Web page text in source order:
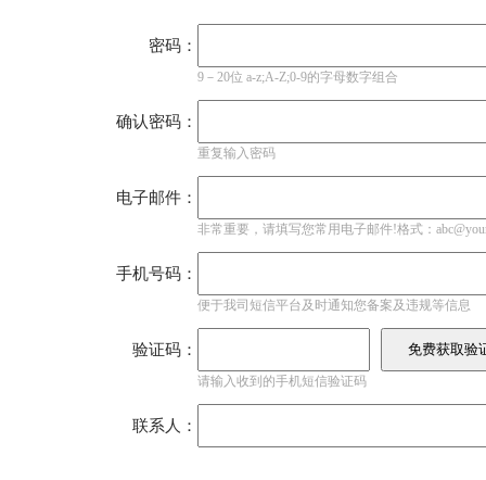
密码：
9－20位 a-z;A-Z;0-9的字母数字组合
确认密码：
重复输入密码
电子邮件：
非常重要，请填写您常用电子邮件!格式：
手机号码：
便于我司短信平台及时通知您备案及违规等信息
验证码：
请输入收到的手机短信验证码
联系人：